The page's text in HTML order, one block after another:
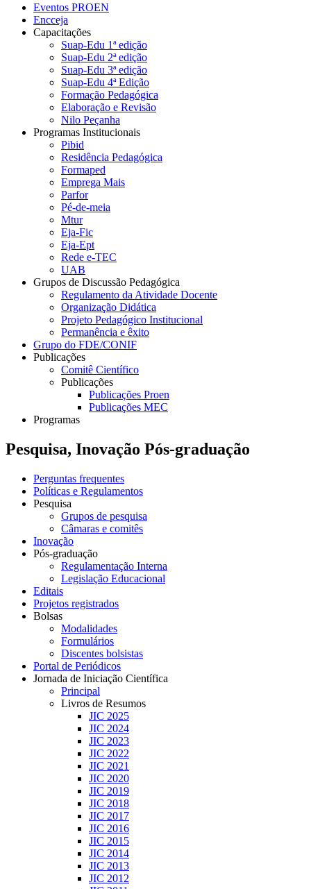
Eventos PROEN
Encceja
Capacitações
Suap-Edu 1ª edição
Suap-Edu 2ª edição
Suap-Edu 3ª edição
Suap-Edu 4ª Edição
Formação Pedagógica
Elaboração e Revisão
Nilo Peçanha
Programas Institucionais
Pibid
Residência Pedagógica
Formaped
Emprega Mais
Parfor
Pé-de-meia
Mtur
Eja-Fic
Eja-Ept
Rede e-TEC
UAB
Grupos de Discussão Pedagógica
Regulamento da Atividade Docente
Organização Didática
Projeto Pedagógico Institucional
Permanência e êxito
Grupo do FDE/CONIF
Publicações
Comitê Científico
Publicações
Publicações Proen
Publicações MEC
Programas
Pesquisa, Inovação Pós-graduação
Perguntas frequentes
Políticas e Regulamentos
Pesquisa
Grupos de pesquisa
Câmaras e comitês
Inovação
Pós-graduação
Regulamentação Interna
Legislação Educacional
Editais
Projetos registrados
Bolsas
Modalidades
Formulários
Discentes bolsistas
Portal de Periódicos
Jornada de Iniciação Científica
Principal
Livros de Resumos
JIC 2025
JIC 2024
JIC 2023
JIC 2022
JIC 2021
JIC 2020
JIC 2019
JIC 2018
JIC 2017
JIC 2016
JIC 2015
JIC 2014
JIC 2013
JIC 2012